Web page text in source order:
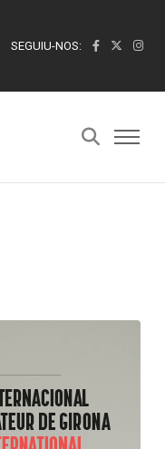
SEGUIU-NOS: